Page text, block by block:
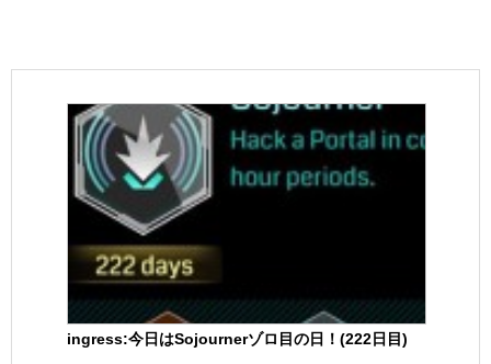
ingress:今日はSojournerゾロ目の日！(222日目)